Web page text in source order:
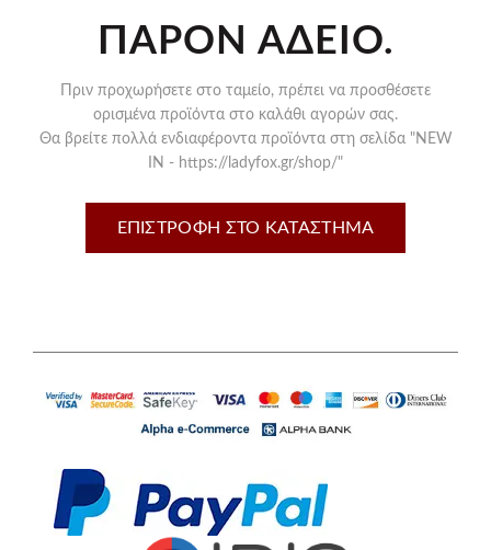
ΠΑΡΌΝ ΆΔΕΙΟ.
Πριν προχωρήσετε στο ταμείο, πρέπει να προσθέσετε
ορισμένα προϊόντα στο καλάθι αγορών σας.
Θα βρείτε πολλά ενδιαφέροντα προϊόντα στη σελίδα "NEW
IN - https://ladyfox.gr/shop/"
ΕΠΙΣΤΡΟΦΉ ΣΤΟ ΚΑΤΆΣΤΗΜΑ